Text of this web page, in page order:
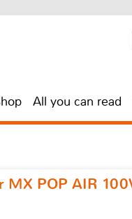
All you can read
POP AIR